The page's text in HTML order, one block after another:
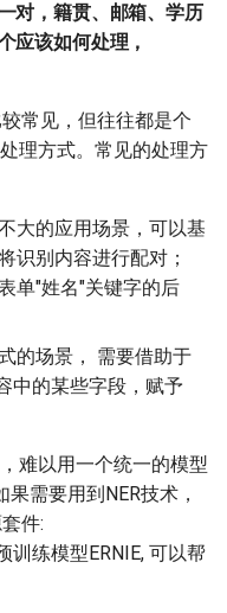
对，籍贯、邮箱、学历
应该如何处理，
常见，但往往都是个
理方式。常见的处理方
大的应用场景，可以基
识别内容进行配对；
单"姓名"关键字的后
的场景， 需要借助于
中的某些字段，赋予
难以用一个统一的模型
需要用到NER技术，
件:
训练模型ERNIE, 可以帮